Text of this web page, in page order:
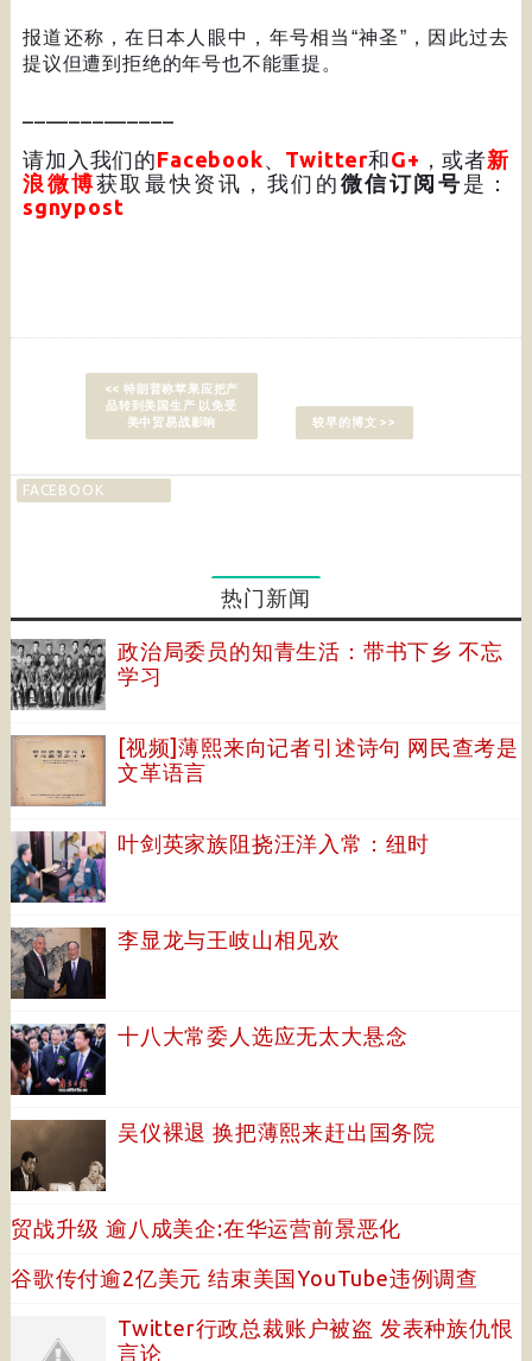
报道还称，在日本人眼中，年号相当 “神圣” ，因此过去
提议但遭到拒绝的年号也不能重提。
请加入我们的Facebook、 Twitter和G+ ，或者新
浪微博获取最快资讯，我们的 微信订阅号 是：
sgnypost
<< 特朗普称苹果应把产
品转到美国生产 以免受
美中贸易战影响
较早的博文 >>
FACEBOOK
热门新闻
政治局委员的知青生活：带书下乡 不忘
学习
[视频]薄熙来向记者引述诗句 网民查考是
文革语言
叶剑英家族阻挠汪洋入常：纽时
李显龙与王岐山相见欢
十八大常委人选应无太大悬念
吴仪裸退 换把薄熙来赶出国务院
贸战升级 逾八成美企:在华运营前景恶化
谷歌传付逾2亿美元 结束美国YouTube违例调查
Twitter行政总裁账户被盗 发表种族仇恨
言论